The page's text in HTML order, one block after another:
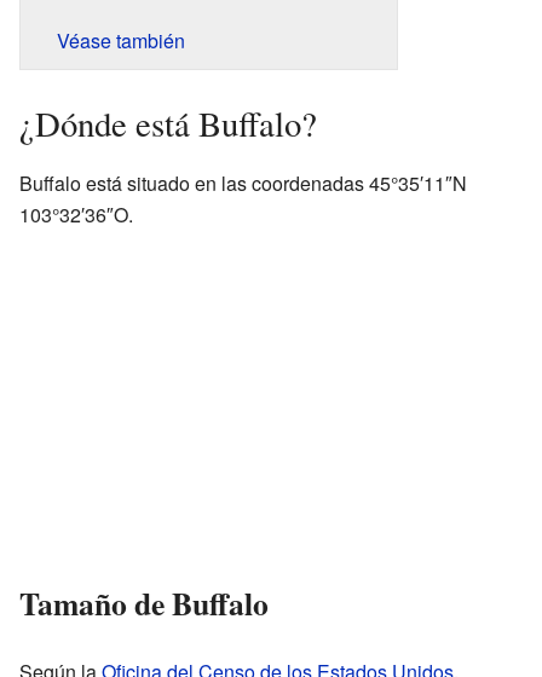
Véase también
¿Dónde está Buffalo?
Buffalo está situado en las coordenadas 45°35′11″N
103°32′36″O.
Tamaño de Buffalo
Según laOficina del Censo de los Estados Unidos,